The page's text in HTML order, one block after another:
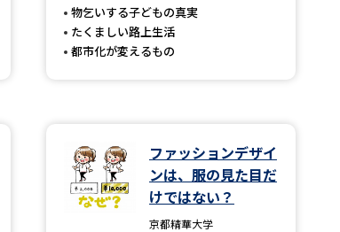
大学検索
物乞いする子どもの真実
たくましい路上生活
都市化が変えるもの
ファッションデザイ
ンは、服の見た目だ
けではない？
京都精華大学